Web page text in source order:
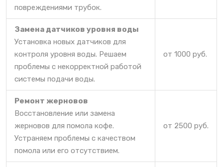
повреждениями трубок.
Замена датчиков уровня воды
Установка новых датчиков для
контроля уровня воды. Решаем
проблемы с некорректной работой
системы подачи воды.
от 1000 руб.
Ремонт жерновов
Восстановление или замена
жерновов для помола кофе.
Устраняем проблемы с качеством
помола или его отсутствием.
от 2500 руб.